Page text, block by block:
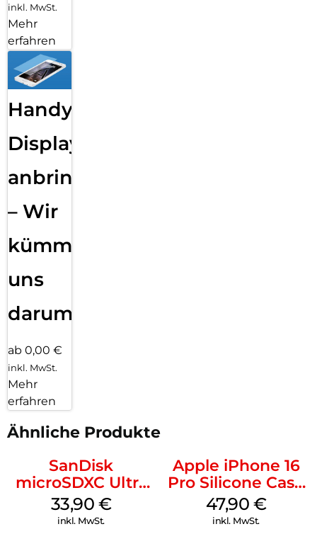
inkl. MwSt.
Mehr
erfahren
Handy
Displayfolie
anbringen
– Wir
kümmern
uns
darum!
ab 0,00 €
inkl. MwSt.
Mehr
erfahren
Ähnliche Produkte
SanDisk
microSDXC Ultra
128 GB + Adapter
Mobile
33,90 €
inkl. MwSt.
Apple iPhone 16
Pro Silicone Case
MagSafe Denim
47,90 €
inkl. MwSt.